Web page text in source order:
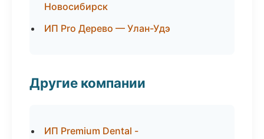
Новосибирск
ИП Pro Дерево — Улан-Удэ
Другие компании
ИП Premium Dental -